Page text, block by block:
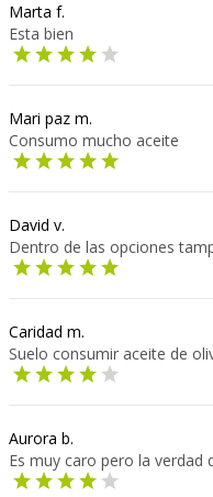
Marta f.
Esta bien
Mari paz m.
Consumo mucho aceite
David v.
Dentro de las opciones
Caridad m.
Suelo consumir aceite de
Aurora b.
Es muy caro pero la verdad